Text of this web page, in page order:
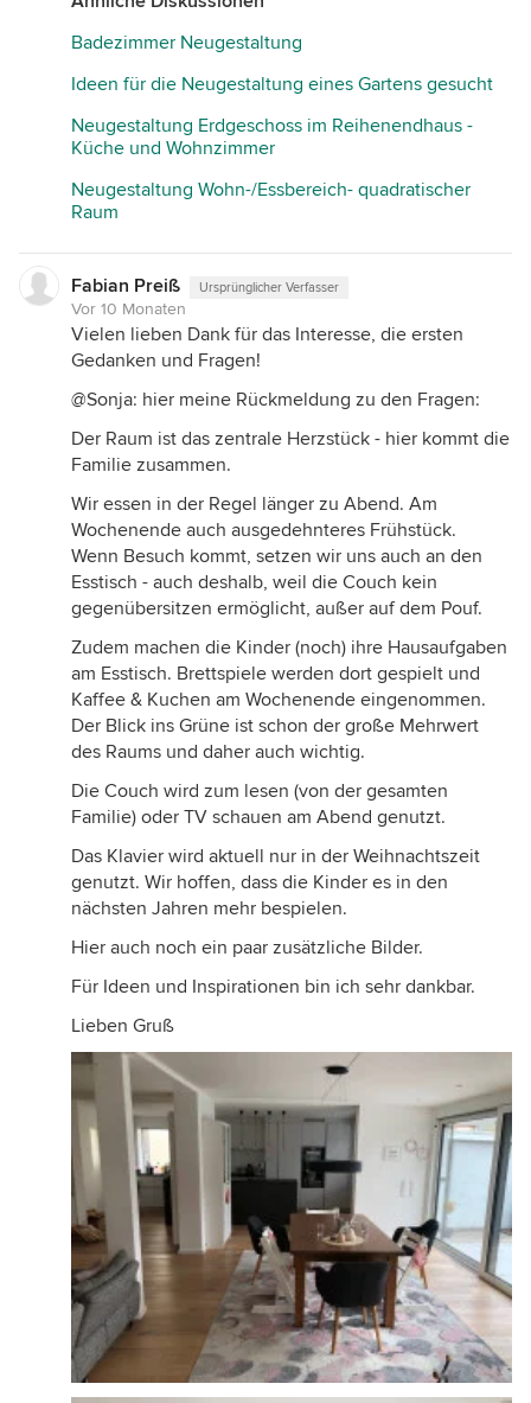
Badezimmer Neugestaltung
Ideen für die Neugestaltung eines Gartens gesucht
Neugestaltung Erdgeschoss im Reihenendhaus -
Küche und Wohnzimmer
Neugestaltung Wohn-/Essbereich- quadratischer
Raum
Fabian Preiß Ursprünglicher Verfasser
Vor 10 Monaten
Vielen lieben Dank für das Interesse, die ersten
Gedanken und Fragen!
@Sonja: hier meine Rückmeldung zu den Fragen:
Der Raum ist das zentrale Herzstück - hier kommt die
Familie zusammen.
Wir essen in der Regel länger zu Abend. Am
Wochenende auch ausgedehnteres Frühstück.
Wenn Besuch kommt, setzen wir uns auch an den
Esstisch - auch deshalb, weil die Couch kein
gegenübersitzen ermöglicht, außer auf dem Pouf.
Zudem machen die Kinder (noch) ihre Hausaufgaben
am Esstisch. Brettspiele werden dort gespielt und
Kaffee & Kuchen am Wochenende eingenommen.
Der Blick ins Grüne ist schon der große Mehrwert
des Raums und daher auch wichtig.
Die Couch wird zum lesen (von der gesamten
Familie) oder TV schauen am Abend genutzt.
Das Klavier wird aktuell nur in der Weihnachtszeit
genutzt. Wir hoffen, dass die Kinder es in den
nächsten Jahren mehr bespielen.
Hier auch noch ein paar zusätzliche Bilder.
Für Ideen und Inspirationen bin ich sehr dankbar.
Lieben Gruß